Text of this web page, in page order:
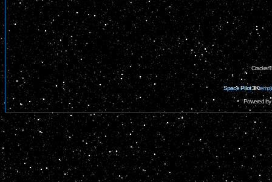
Space Pilot3K
Powered by